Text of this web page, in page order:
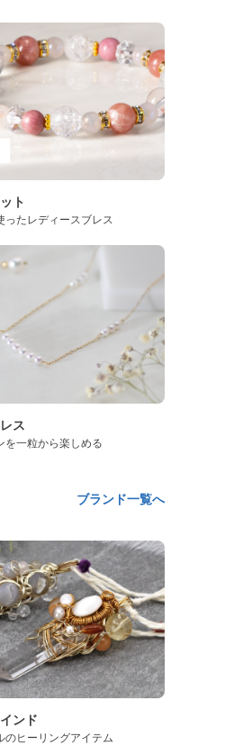
ト
ったレディースブレス
ス
を一粒から楽しめる
ブランド一覧へ
ンド
のヒーリングアイテム